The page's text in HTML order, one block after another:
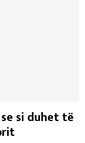
si duhet të